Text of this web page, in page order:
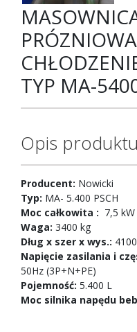
TYP MA-
Opis produktu
Producent: Nowicki
Typ: MA- 5.400 PSCH
Moc całkowita : 7,5 kW
Waga: 3400 kg
Dług x szer x wys.:
Napięcie zasilania i
50Hz (3P+N+PE)
Pojemność: 5.400 L
Moc silnika napędu